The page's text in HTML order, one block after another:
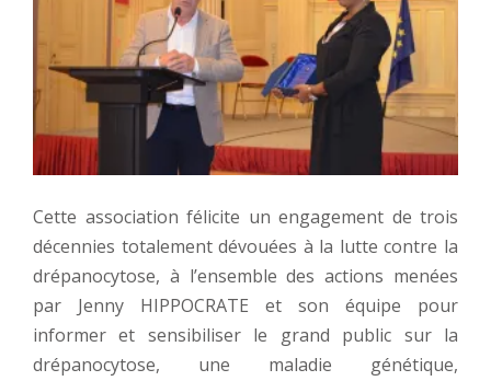
Cette association félicite un engagement de trois
décennies totalement dévouées à la lutte contre la
drépanocytose, à l’ensemble des actions menées
par Jenny HIPPOCRATE et son équipe pour
informer et sensibiliser le grand public sur la
drépanocytose, une maladie génétique,